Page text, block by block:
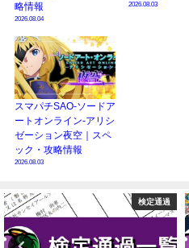
略情報
2026.08.04
2026.08.03
スマパチSAO-ソードア
ートオンライン-アリシ
ゼーション夜空｜スペ
ック・攻略情報
2026.08.03
コラム